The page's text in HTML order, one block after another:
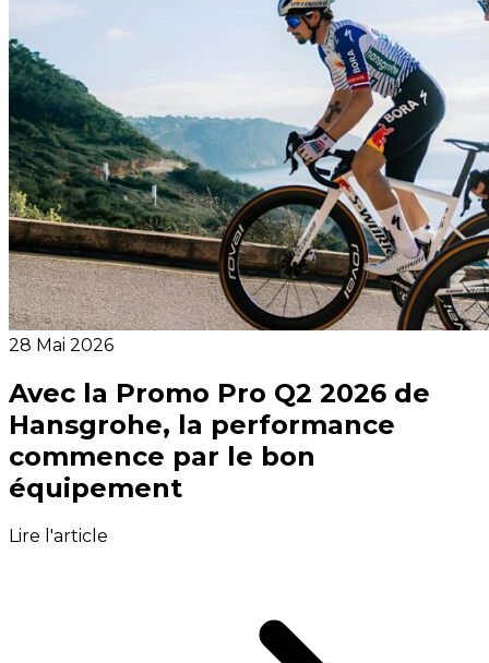
28 Mai 2026
Avec la Promo Pro Q2 2026 de
Hansgrohe, la performance
commence par le bon
équipement
Lire l'article